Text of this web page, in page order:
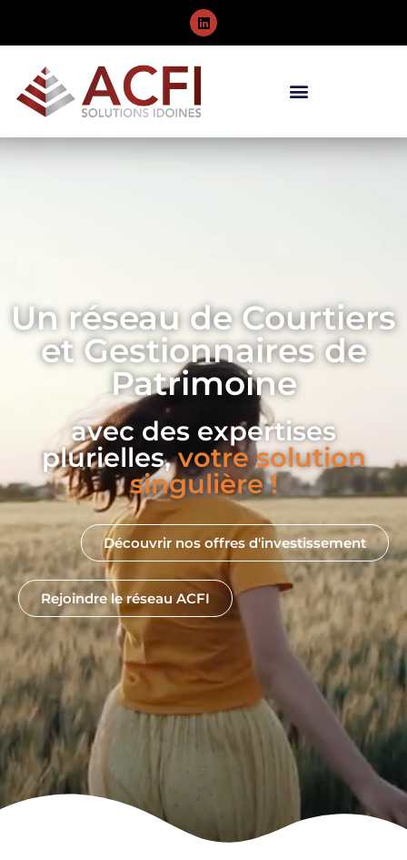
Un réseau de Courtiers
et Gestionnaires de
Patrimoine
avec des expertises
plurielles,votre solution
singulière !
Découvrir nos offres d'investissement
Rejoindre le réseau ACFI